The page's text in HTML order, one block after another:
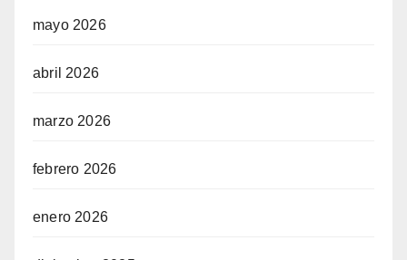
mayo 2026
abril 2026
marzo 2026
febrero 2026
enero 2026